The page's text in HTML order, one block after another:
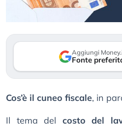
Aggiungi
Fonte
Cos’è il cuneo fiscale, in
Il tema del costo del